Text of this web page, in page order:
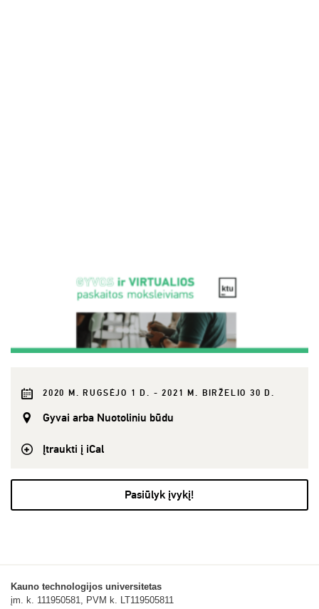
2020 M. RUGSĖJO 1 D. - 2021 M. BIRŽELIO 30 D.
Gyvai arba Nuotoliniu būdu
Įtraukti į iCal
Pasiūlyk įvykį!
Kauno technologijos universitetas
įm. k. 111950581, PVM k. LT119505811